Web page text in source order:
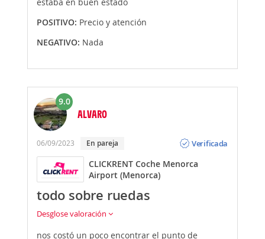
POSITIVO: Precio y atención
NEGATIVO: Nada
9.0
ALVARO
06/09/2023 En pareja
Verificada
CLICKRENT Coche Menorca
Airport (Menorca)
todo sobre ruedas
Desglose valoración
nos costó un poco encontrar el punto de